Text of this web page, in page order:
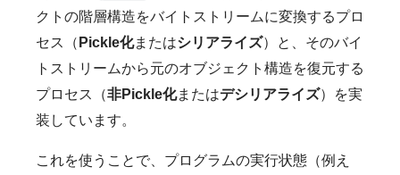
クトの階層構造をバイトストリームに変換するプロ
セス（ Pickle化またはシリアライズ）と、そのバイ
トストリームから元のオブジェクト構造を復元する
プロセス（非Pickle化またはデシリアライズ）を実
装しています。
これを使うことで、プログラムの実行状態（例え